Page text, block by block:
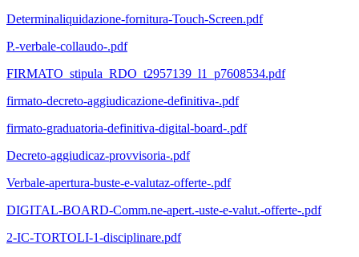
Determinaliquidazione-fornitura-Touch-Screen.pdf
P.-verbale-collaudo-.pdf
FIRMATO_stipula_RDO_t2957139_l1_p7608534.pdf
firmato-decreto-aggiudicazione-definitiva-.pdf
firmato-graduatoria-definitiva-digital-board-.pdf
Decreto-aggiudicaz-provvisoria-.pdf
Verbale-apertura-buste-e-valutaz-offerte-.pdf
DIGITAL-BOARD-Comm.ne-apert.-uste-e-valut.-offerte-.pdf
2-IC-TORTOLI-1-disciplinare.pdf